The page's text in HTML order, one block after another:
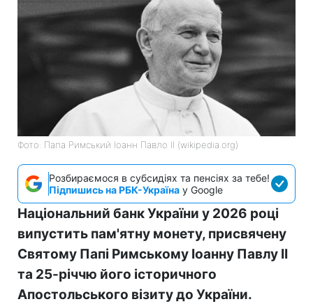
Фото: Папа Римський Іоанн Павло II (wikipedia.org)
Розбираємося в субсидіях та пенсіях за тебе!
Підпишись на РБК-Україна у Google
Національний банк України у 2026 році
випустить пам'ятну монету, присвячену
Святому Папі Римському Іоанну Павлу II
та 25-річчю його історичного
Апостольського візиту до України.